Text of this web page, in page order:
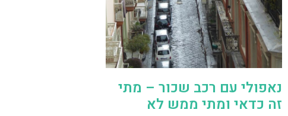
נאפולי עם רכב שכור – מתי
זה כדאי ומתי ממש לא